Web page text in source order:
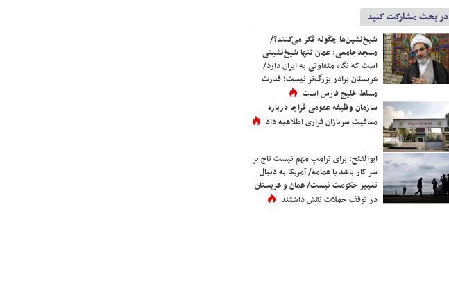
در بحث مشارکت کنید
شیخ‌نشین‌ها چگونه فکر می‌کنند؟/
مسجدجامعی: عمان تنها شیخ‌نشینی
است که نگاه متفاوتی به ایران دارد/
عربستان برادر بزرگ‌تر نیست؛ قدرت
مسلط خلیج فارس است
سازمان وظیفه عمومی فراجا درباره
معافیت سربازان فراری اطلاعیه داد
ابوالفتح: برای ترامپ مهم نیست تاج بر
سر کار باشد یا عمامه/ آمریکا به دنبال
تغییر حکومت نیست/ عمان و عربستان
در توقف حملات نقش داشتند